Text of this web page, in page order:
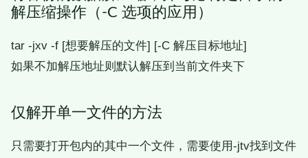
解压缩操作（-C 选项的应用）
tar -jxv -f [想要解压的文件] [-C 解压目标地址]
如果不加解压地址则默认解压到当前文件夹下
仅解开单一文件的方法
只需要打开包内的其中一个文件，需要使用-jtv找到文件